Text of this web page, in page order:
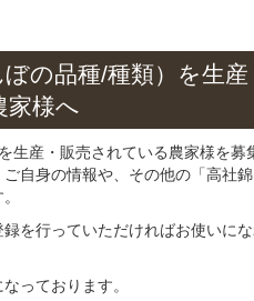
の品種/種類） を生
家様へ
生産・販売されている農家様を募
自身の情報や、その他の「高社
を行っていただければお使いに
っております。